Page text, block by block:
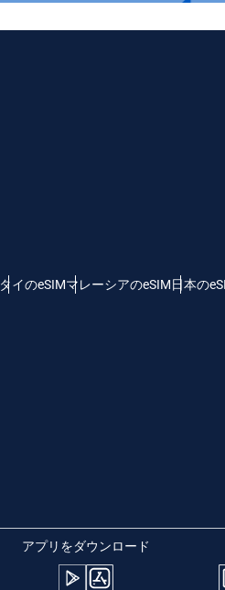
タイのeSIMマレーシアのeSIM日本の
アプリをダウンロード